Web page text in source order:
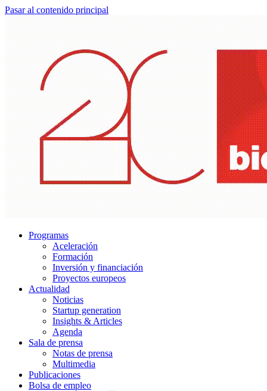
Pasar al contenido principal
Programas
Aceleración
Formación
Inversión y financiación
Proyectos europeos
Actualidad
Noticias
Startup generation
Insights & Articles
Agenda
Sala de prensa
Notas de prensa
Multimedia
Publicaciones
Bolsa de empleo